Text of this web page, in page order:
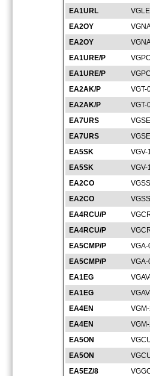
EA1URL
EA2OY
EA2OY
EA1URE/P
EA1URE/P
EA2AK/P
VGT-
EA2AK/P
VGT-
EA7URS
EA7URS
EA5SK
VGV-
EA5SK
VGV-
EA2CO
EA2CO
EA4RCU/P
EA4RCU/P
EA5CMP/P
EA5CMP/P
EA1EG
EA1EG
EA4EN
EA4EN
EA5ON
EA5ON
EA5EZ/8